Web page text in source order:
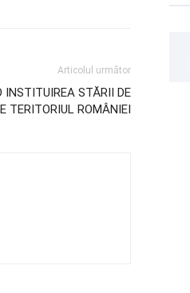
Articolul următor
INSTITUIREA STĂRII DE
TERITORIUL ROMÂNIEI